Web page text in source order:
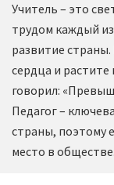
Учитель – это
трудом каждый
развитие
сердца и
говорил:
Педагог –
страны, поэтому
место в обществе.